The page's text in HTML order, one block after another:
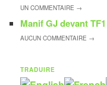
UNCOMMENTAIRE →
Manif GJ devant
AUCUNCOMMENTAIRE →
TRADUIRE